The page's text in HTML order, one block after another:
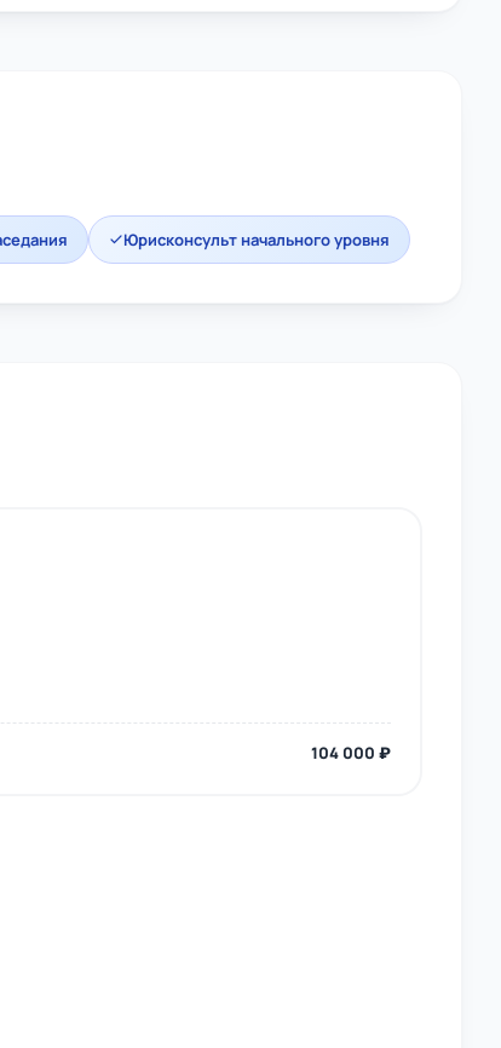
Юрисконсульт начального уровня
104 000 ₽